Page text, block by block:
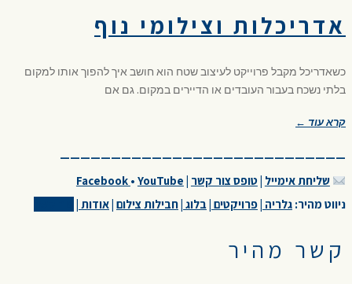
אדריכלות וצילומי נוף
כשאדריכל מקבל פרוייקט לעיצוב שטח הוא חושב איך להפוך אותו למקום
בלתי נשכח בעבור העובדים או הדיירים במקום. גם אם
קרא עוד ←
————————————————————————————
שליחת אימייל |טופס צור קשר |
Facebook • YouTube
ניווט מהיר: גלריה |פרויקטים |בלוג |חבילות צילום |אודות |
קשר מהיר